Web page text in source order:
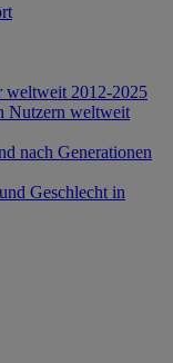
weltweit 2012-2025
Nutzern weltweit
nach Generationen
Geschlecht in